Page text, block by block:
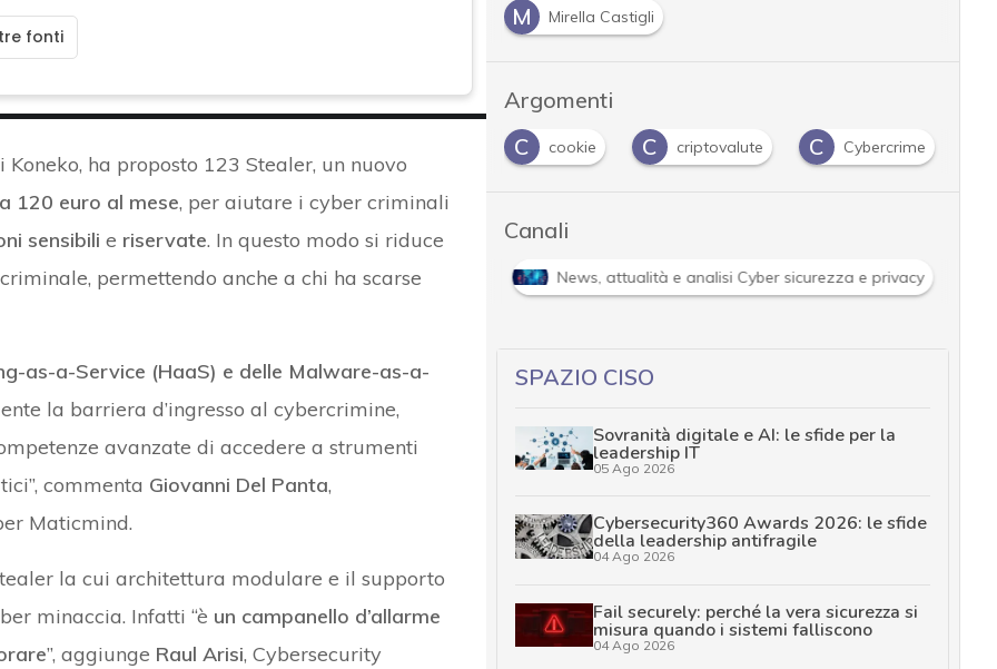
fonti
ha proposto 123 Stealer, un nuovo
120 euro al mese, per aiutare i cyber criminali
sensibili e riservate. In questo modo si riduce
permettendo anche a chi ha scarse
as-a-Service (HaaS) e delle Malware-as-a-
la barriera d’ingresso al cybercrimine,
avanzate di accedere a strumenti
commenta Giovanni Del Panta,
Maticmind.
la cui architettura modulare e il supporto
minaccia. Infatti “è un campanello d’allarme
”, aggiunge Raul Arisi, Cybersecurity
M
Mirella Castigli
Argomenti
C cookie C criptovalute C Cybercrime
Canali
e Malware: le ultime news in tempo reale e gli approfondimenti News, attualità e analisi Cyber sicurezza e privacy
SPAZIO CISO
Sovranità digitale e AI: le sfide per la
leadership IT
05 Ago 2026
Cybersecurity360 Awards 2026: le sfide
della leadership antifragile
04 Ago 2026
Fail securely: perché la vera sicurezza si
misura quando i sistemi falliscono
04 Ago 2026